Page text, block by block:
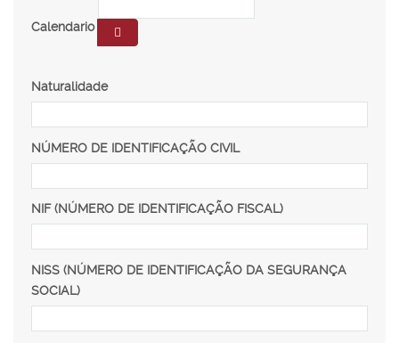
Calendario
Naturalidade
NÚMERO DE IDENTIFICAÇÃO CIVIL
NIF (NÚMERO DE IDENTIFICAÇÃO FISCAL)
NISS (NÚMERO DE IDENTIFICAÇÃO DA SEGURANÇA
SOCIAL)